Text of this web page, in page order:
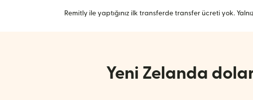
Remitly ile yaptığınız ilk transferde transfer ücreti yok.
Yeni Zelanda